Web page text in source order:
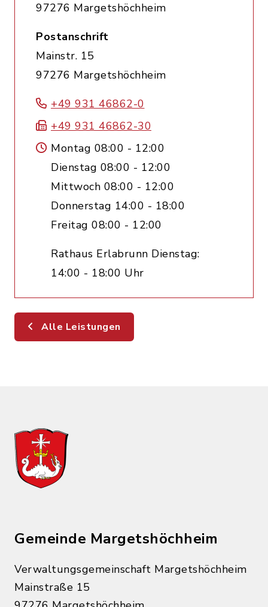
97276 Margetshöchheim
Postanschrift
Mainstr. 15
97276 Margetshöchheim
+49 931 46862-0
+49 931 46862-30
Montag 08:00 - 12:00
Dienstag 08:00 - 12:00
Mittwoch 08:00 - 12:00
Donnerstag 14:00 - 18:00
Freitag 08:00 - 12:00
Rathaus Erlabrunn Dienstag:
14:00 - 18:00 Uhr
Alle Leistungen
Gemeinde Margetshöchheim
Verwaltungsgemeinschaft Margetshöchheim
Mainstraße 15